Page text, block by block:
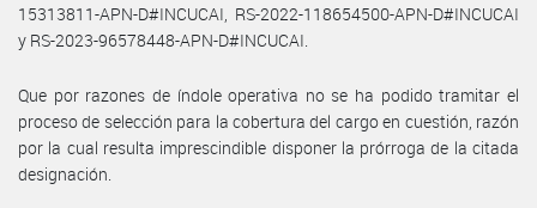
15313811-APN-D#INCUCAI, RS-2022-118654500-APN-D#INCUCAI
y RS-2023-96578448-APN-D#INCUCAI.
Que por razones de índole operativa no se ha podido tramitar el
proceso de selección para la cobertura del cargo en cuestión, razón
por la cual resulta imprescindible disponer la prórroga de la citada
designación.